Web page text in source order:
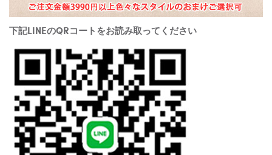
下記LINEのQRコートをお読み取ってください